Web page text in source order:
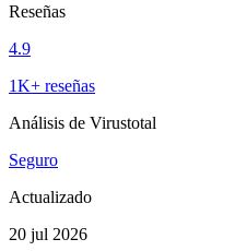
Reseñas
4.9
1K+ reseñas
Análisis de Virustotal
Seguro
Actualizado
20 jul 2026